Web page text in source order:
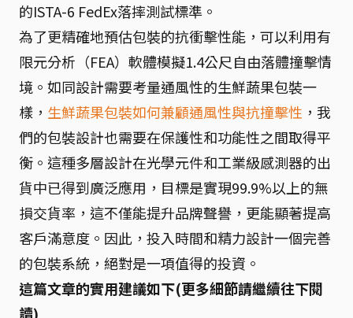
的ISTA-6 FedEx落摔測試標準。
為了更精確地預估包裝的抗衝擊性能，可以利用有
限元分析（FEA）軟體模擬1.4公尺自由落體撞擊情
境。如同設計需要考量通風性的生鮮蔬果包裝一
樣， 生鮮蔬果包裝如何兼顧通風性與抗撞擊性 ，我
們的包裝設計也需要在保護性和功能性之間取得平
衡。這種多層設計在光學元件和工業級感測器的出
貨中已得到廣泛應用，目標是實現99.9%以上的無
損交貨率，這不僅能提升品牌聲譽，更能顯著提高
客戶滿意度。因此，投入時間和精力設計一個完善
的包裝系統，絕對是一項值得的投資。
這篇文章的實用建議如下(更多細節請繼續往下閱
讀)